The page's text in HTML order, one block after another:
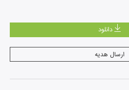
دانلود
ارسال هدیه